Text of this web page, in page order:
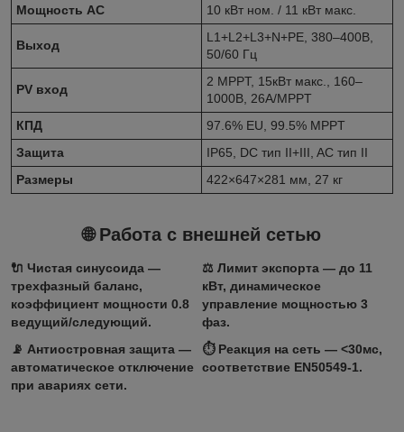
Мощность AC 10 кВт ном. / 11 кВт макс.
Выход
L1+L2+L3+N+PE, 380–400В,
50/60 Гц
PV вход
2 MPPT, 15кВт макс., 160–
1000В, 26А/MPPT
КПД
97.6% EU, 99.5% MPPT
Защита
IP65, DC тип II+III, AC тип II
Размеры
422×647×281 мм, 27 кг
🌐 Работа с внешней сетью
🔌 Чистая синусоида —
трехфазный баланс,
коэффициент мощности 0.8
ведущий/следующий.
⚖️ Лимит экспорта — до 11
кВт, динамическое
управление мощностью 3
фаз.
📡 Антиостровная защита —
автоматическое отключение
при авариях сети.
⏱️ Реакция на сеть — <30мс,
соответствие EN50549-1.